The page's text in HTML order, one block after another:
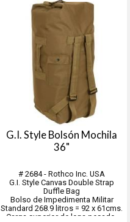
G.I. Style Bolsón Mochila
36"
# 2684 - Rothco Inc. USA
G.I. Style Canvas Double Strap
Duffle Bag
Bolso de Impedimenta Militar
Standard 268.9 litros = 92 x 61cms.
Carga superior de lona pesado.